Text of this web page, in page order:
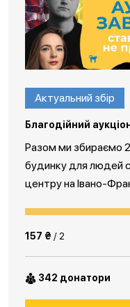
Актуальний збір
Благодійний
Разом ми збираємо
будинку для людей
центру на Івано-
157 ₴ / 2
342 донатори